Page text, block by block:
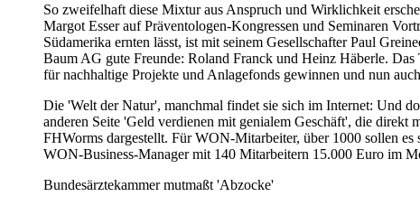
So zweifelhaft diese Mixtur aus Anspruch und Wirklichkeit
Margot Esser auf Präventologen-Kongressen und Seminaren
Südamerika ernten lässt, ist mit seinem Gesellschafter Paul
Baum AG gute Freunde: Roland Franck und Heinz Häberle.
für nachhaltige Projekte und Anlagefonds gewinnen und nun
Die 'Welt der Natur', manchmal findet sie sich im Internet: Und
anderen Seite 'Geld verdienen mit genialem Geschäft', die
FHWorms dargestellt. Für WON-Mitarbeiter, über 1000 sollen
WON-Business-Manager mit 140 Mitarbeitern 15.000 Euro im
Bundesärztekammer mutmaßt 'Abzocke'